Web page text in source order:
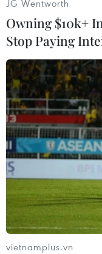
Theo dõi
JG Wentworth
Owning $10k+
Stop Paying
vietnamplus.vn